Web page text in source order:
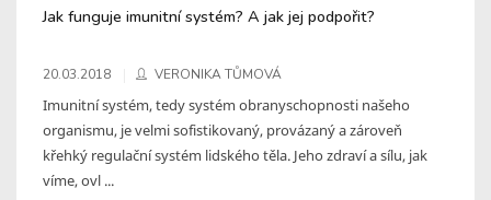
Jak funguje imunitní systém? A jak jej podpořit?
20.03.2018 VERONIKA TŮMOVÁ
Imunitní systém, tedy systém obranyschopnosti našeho
organismu, je velmi sofistikovaný, provázaný a zároveň
křehký regulační systém lidského těla. Jeho zdraví a sílu, jak
víme, ovl ...